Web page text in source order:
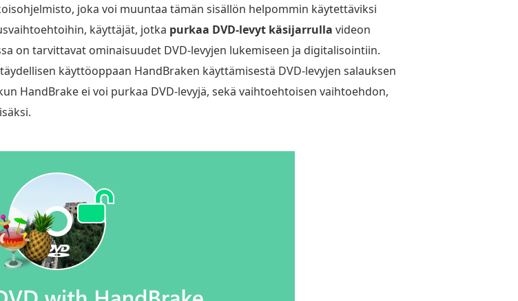
joka voi muuntaa tämän sisällön helpommin käytettäviksi
käyttäjät, jotka purkaa DVD-levyt käsijarrulla videon
on tarvittavat ominaisuudet DVD-levyjen lukemiseen ja digitalisointiin.
käyttöoppaan HandBraken käyttämisestä DVD-levyjen salauksen
HandBrake ei voi purkaa DVD-levyjä, sekä vaihtoehtoisen vaihtoehdon,